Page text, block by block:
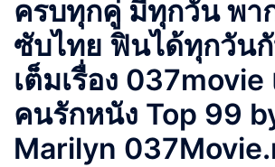
ครบทุกคู่ มีทุกวัน พา
ซับไทย ฟินได้ทุกวัน
เต็มเรื่อง 037movie
คนรักหนัง Top 99
Marilyn